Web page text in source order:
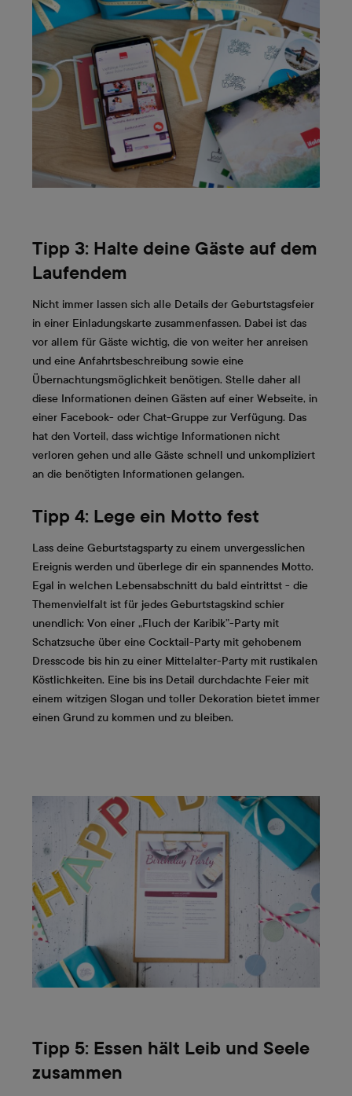
Tipp 3: Halte deine Gäste auf dem
Laufendem
Nicht immer lassen sich alle Details der Geburtstagsfeier
in einer Einladungskarte zusammenfassen. Dabei ist das
vor allem für Gäste wichtig, die von weiter her anreisen
und eine Anfahrtsbeschreibung sowie eine
Übernachtungsmöglichkeit benötigen. Stelle daher all
diese Informationen deinen Gästen auf einer Webseite, in
einer Facebook- oder Chat-Gruppe zur Verfügung. Das
hat den Vorteil, dass wichtige Informationen nicht
verloren gehen und alle Gäste schnell und unkompliziert
an die benötigten Informationen gelangen.
Tipp 4: Lege ein Motto fest
Lass deine Geburtstagsparty zu einem unvergesslichen
Ereignis werden und überlege dir ein spannendes Motto.
Egal in welchen Lebensabschnitt du bald eintrittst - die
Themenvielfalt ist für jedes Geburtstagskind schier
unendlich: Von einer „Fluch der Karibik”-Party mit
Schatzsuche über eine Cocktail-Party mit gehobenem
Dresscode bis hin zu einer Mittelalter-Party mit rustikalen
Köstlichkeiten. Eine bis ins Detail durchdachte Feier mit
einem witzigen Slogan und toller Dekoration bietet immer
einen Grund zu kommen und zu bleiben.
Tipp 5: Essen hält Leib und Seele
zusammen